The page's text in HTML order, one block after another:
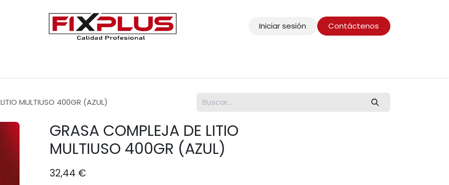
Iniciar sesión Contáctenos
MULTIUSO 400GR (AZUL)
GRASA COMPLEJA DE LITIO
MULTIUSO 400GR (AZUL)
32,44 €